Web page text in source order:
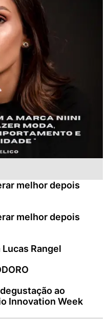
melhor depois
melhor depois
Lucas Rangel
ao
Innovation Week